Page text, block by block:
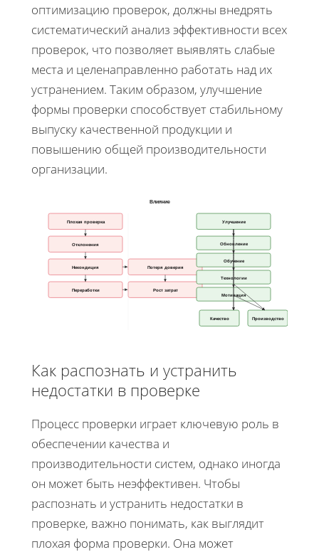
оптимизацию проверок, должны внедрять
систематический анализ эффективности всех
проверок, что позволяет выявлять слабые
места и целенаправленно работать над их
устранением. Таким образом, улучшение
формы проверки способствует стабильному
выпуску качественной продукции и
повышению общей производительности
организации.
Влияние
Плохая проверка
Отклонения
Некондиция Потеря доверия
Переработки Рост затрат
Улучшение
Обновление
Обучение
Технологии
Мотивация
Качество Производство
Как распознать и устранить
недостатки в проверке
Процесс проверки играет ключевую роль в
обеспечении качества и
производительности систем, однако иногда
он может быть неэффективен. Чтобы
распознать и устранить недостатки в
проверке, важно понимать, как выглядит
плохая форма проверки. Она может